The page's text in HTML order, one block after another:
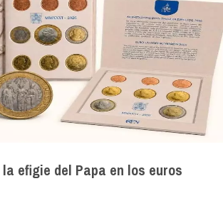
efigie del Papa en los euros